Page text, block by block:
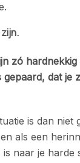
zó
dat je
is dan niet
als een
naar je harde